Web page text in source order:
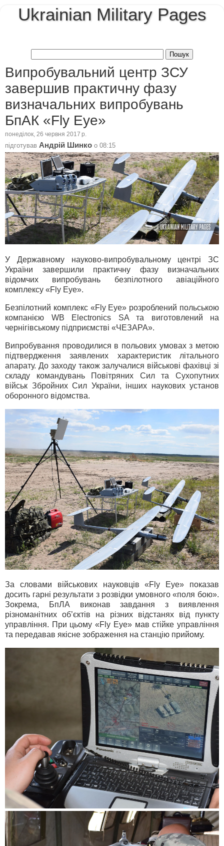
Ukrainian Military Pages
Випробувальний центр ЗСУ
завершив практичну фазу
визначальних випробувань
БпАК «Fly Eye»
понеділок, 26 червня 2017 р.
підготував Андрій Шинко о 08:15
У Державному науково-випробувальному центрі ЗC
України завершили практичну фазу визначальних
відомчих випробувань безпілотного авіаційного
комплексу «Fly Eye».
Безпілотний комплекс «Fly Eye» розроблений польською
компанією WB Electronics SA та виготовлений на
чернігівському підприємстві «ЧЕЗАРА».
Випробування проводилися в польових умовах з метою
підтвердження заявлених характеристик літального
апарату. До заходу також залучалися військові фахівці зі
складу командувань Повітряних Сил та Сухопутних
військ Збройних Сил України, інших наукових установ
оборонного відомства.
За словами військових науковців «Fly Eye» показав
досить гарні результати з розвідки умовного «поля бою».
Зокрема, БпЛА виконав завдання з виявлення
різноманітних об’єктів на різних відстанях від пункту
управління. При цьому «Fly Eye» мав стійке управління
та передавав якісне зображення на станцію прийому.